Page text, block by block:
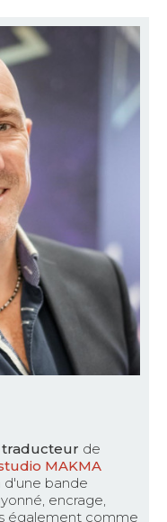
traducteur de
MAKMA
bande
encrage,
également comme